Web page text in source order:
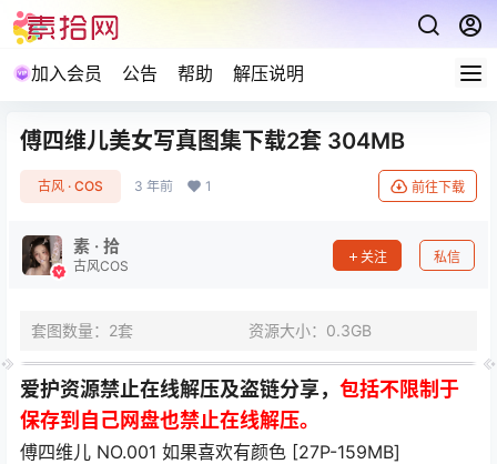
加入会员 公告 帮助 解压说明
傅四维儿美女写真图集下载2套 304MB
古风 · COS 3 年前 1 前往下载
素 · 拾
古风COS
关注 私信
套图数量：2套 资源大小：0.3GB
爱护资源禁止在线解压及盗链分享， 包括不限制于
保存到自己网盘也禁止在线解压。
傅四维儿 NO.001 如果喜欢有颜色 [27P-159MB]